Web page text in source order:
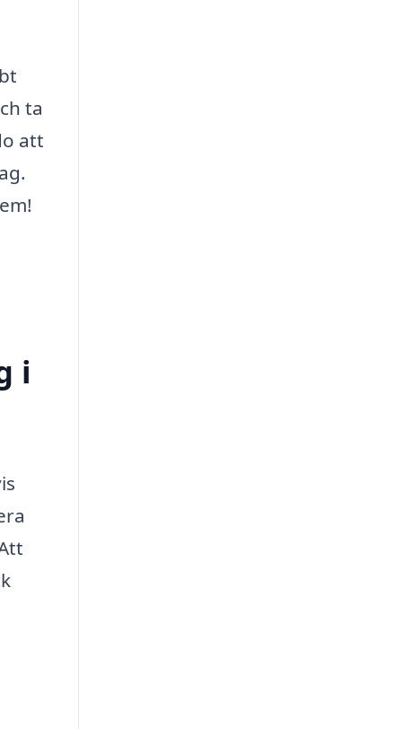
ta
att
i